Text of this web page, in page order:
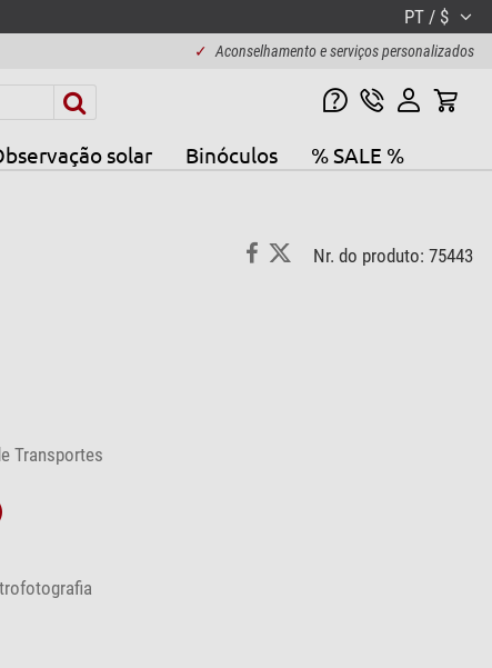
PT / $
✓ Aconselhamento e serviços personalizados
solar Binóculos % SALE %
Nr. do produto: 75443
Transportes